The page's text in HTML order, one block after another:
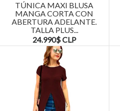
TÚNICA MAXI BLUSA
MANGA CORTA CON
ABERTURA ADELANTE.
TALLA PLUS...
24.990$ CLP